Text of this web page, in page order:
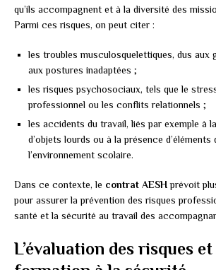
qu’ils accompagnent et à la diversité des
Parmi ces risques, on peut citer :
les troubles musculosquelettiques, dus aux
aux postures inadaptées ;
les risques psychosociaux, tels que le
professionnel ou les conflits relationnels ;
les accidents du travail, liés par exemple à
d’objets lourds ou à la présence d’éléments
l’environnement scolaire.
Dans ce contexte, le contrat AESH prévoit
pour assurer la prévention des risques
santé et la sécurité au travail des
L’évaluation des risques et